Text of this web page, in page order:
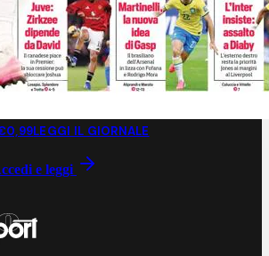
LEGGI IL GIORNALE
e leggi